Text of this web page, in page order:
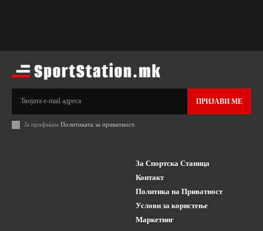
ПРИЈАВИ МЕ
Ја прифаќам Политиката за приватност.
За Спортска Станица
Контакт
Политика на Приватност
Услови за користење
Маркетинг